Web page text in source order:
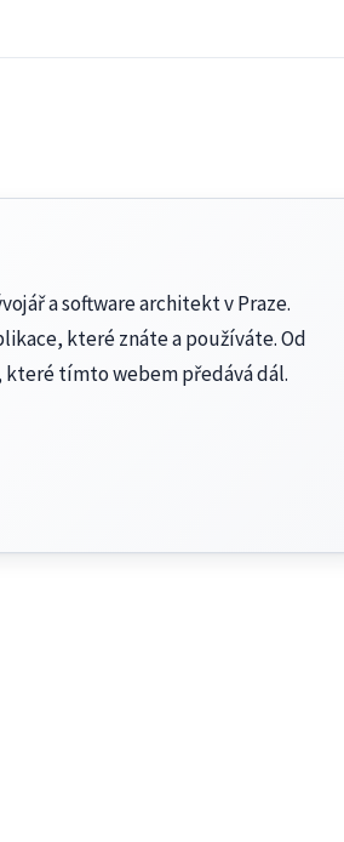
a software architekt v Praze.
které znáte a používáte. Od
tímto webem předává dál.